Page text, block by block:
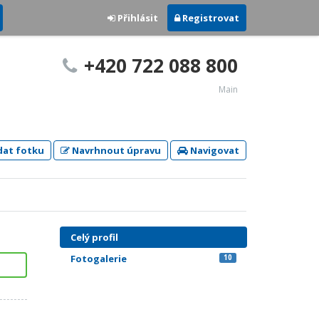
Přihlásit Registrovat
+420 722 088 800
Main
fotku Navrhnout úpravu Navigovat
Celý profil
Fotogalerie
10